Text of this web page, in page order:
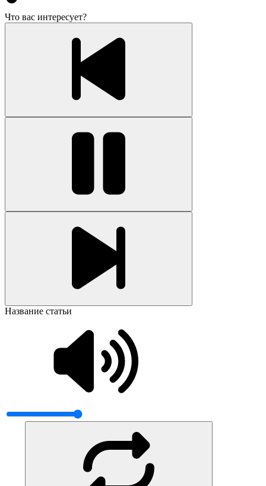
Что вас интересует?
Название статьи